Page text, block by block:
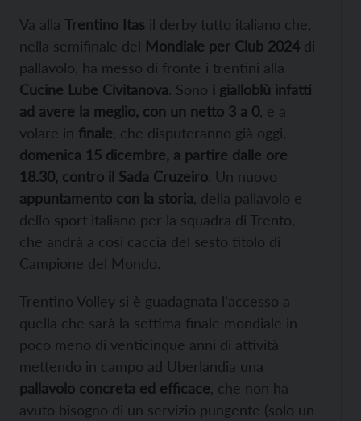
Va alla Trentino Itas il derby tutto italiano che,
nella semifinale del Mondiale per Club 2024 di
pallavolo, ha messo di fronte i trentini alla
Cucine Lube Civitanova. Sono i gialloblù infatti
ad avere la meglio, con un netto 3 a 0 , e a
volare in finale , che disputeranno già oggi,
domenica 15 dicembre, a partire dalle ore
18.30, contro il Sada Cruzeiro. Un nuovo
appuntamento con la storia , della pallavolo e
dello sport italiano per la squadra di Trento,
che andrà a così caccia del sesto titolo di
Campione del Mondo.
Trentino Volley si è guadagnata l’accesso a
quella che sarà la settima finale mondiale in
poco meno di venticinque anni di attività
mettendo in campo ad Uberlandia una
pallavolo concreta ed efficace , che non ha
avuto bisogno di un servizio pungente (solo un